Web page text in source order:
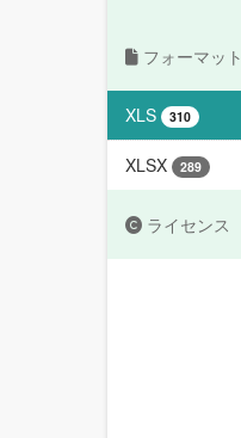
フォーマット
XLS 310
XLSX 289
ライセンス